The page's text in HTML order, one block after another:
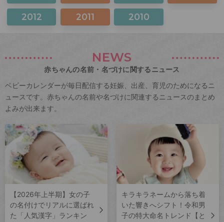
2012 2011 2010
NEWS
赤ちゃんの名前・名づけに関するニュース
ベビーカレンダーが毎日配信する妊娠、出産、育児のためになるニ
ュースです。赤ちゃんの名前や名づけに関連するニュースのまとめ
よみが出来ます。
【2026年上半期】女の子
の名付けでリアルに選ばれ
た「人気漢字」ランキン
キラキラネームから落ち着
いた響きへシフト！令和男
子の特大命名トレンド【と